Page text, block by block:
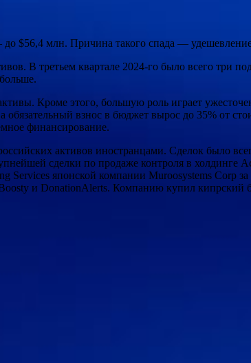
$56,4 млн. Причина такого спада —
В третьем квартале 2024-го было всего три
Кроме этого, большую роль играет
взнос в бюджет вырос до 35% от
финансирование.
активов иностранцами. Сделок было
сделки по продаже контроля в холдинге
японской компании Muroosystems Corp
и DonationAlerts. Компанию купил кипрский